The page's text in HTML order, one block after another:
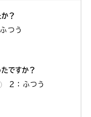
？
つう
ですか？
2：ふつう